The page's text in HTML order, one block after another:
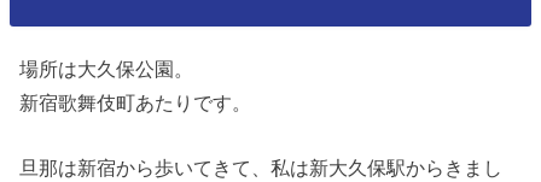
場所は大久保公園。
新宿歌舞伎町あたりです。
旦那は新宿から歩いてきて、私は新大久保駅からきまし